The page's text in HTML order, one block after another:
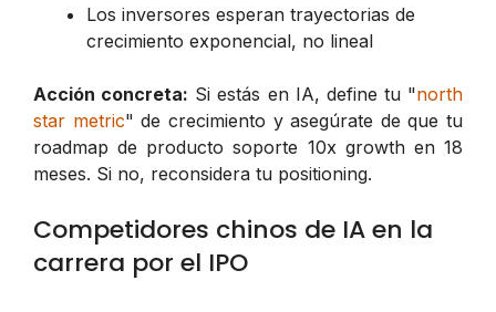
Los inversores esperan trayectorias de
crecimiento exponencial, no lineal
Acción concreta: Si estás en IA, define tu "north
star metric" de crecimiento y asegúrate de que tu
roadmap de producto soporte 10x growth en 18
meses. Si no, reconsidera tu positioning.
Competidores chinos de IA en la
carrera por el IPO